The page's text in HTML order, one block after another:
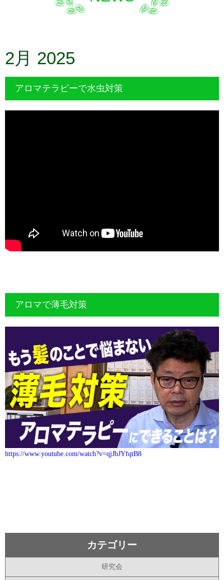
2月 2025
アロマテラピーで水虫対策
アロマで薄毛対策
https://www.youtube.com/watch?v=qjJbJYfqtB8
カテゴリー
研究会